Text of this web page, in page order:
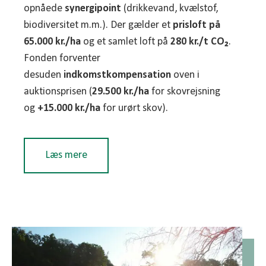
som udgangspunktikke
tilskudsberettigede.
§3-natur, eksisterendefredskov ,
erstatningsskov/puljeskov
skovkan ikke få tilskud (projektarealet, der
fredskovspålægges, kan dog godt være
større og indeholde enkelte ikke-tilplantede
undtagelser ved kortfejl eller små “lommer”.
Kriterier og point:
opnåede synergipoint (drikkevand, kvælstof,
biodiversitet m.m.). Der gælder et prisloft på
65.000 kr./ha og et samlet loft på 280 kr./t CO₂.
Fonden forventer
desuden indkomstkompensation oven i
auktionsprisen (29.500 kr./ha for skovrejsning
og +15.000 kr./ha for urørt skov).
Læs mere
fonde, kirker/menighedsrådogkommuner/regio
kan søge. Ansøgningsrunder opslås løbende